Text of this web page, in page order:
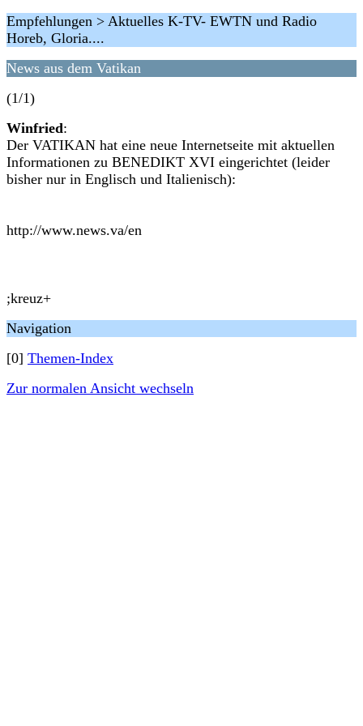
Empfehlungen > Aktuelles K-TV- EWTN und Radio
Horeb, Gloria....
News aus dem Vatikan
(1/1)
Winfried:
Der VATIKAN hat eine neue Internetseite mit aktuellen
Informationen zu BENEDIKT XVI eingerichtet (leider
bisher nur in Englisch und Italienisch):
http://www.news.va/en
;kreuz+
Navigation
[0] Themen-Index
Zur normalen Ansicht wechseln